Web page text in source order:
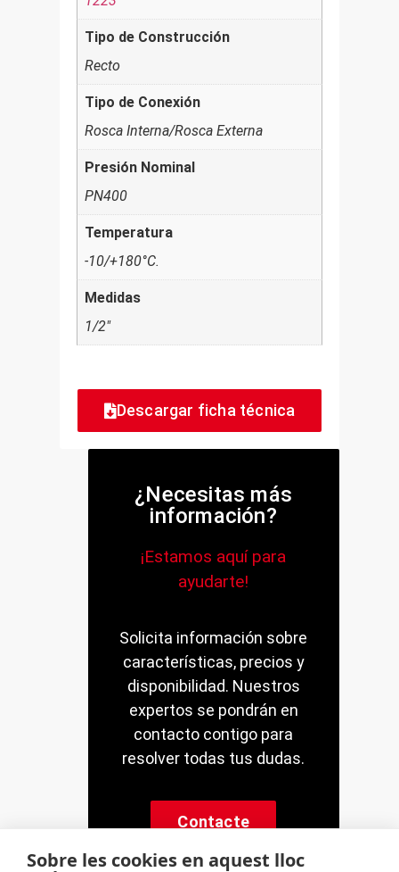
Tipo de Construcción
Recto
Tipo de Conexión
Rosca Interna/Rosca Externa
Presión Nominal
PN400
Temperatura
-10/+180°C.
Medidas
1/2"
Descargar ficha técnica
¿Necesitas más
información?
¡Estamos aquí para
ayudarte!
Solicita información sobre
características, precios y
disponibilidad. Nuestros
expertos se pondrán en
contacto contigo para
resolver todas tus dudas.
Contacte
Sobre les cookies en aquest lloc